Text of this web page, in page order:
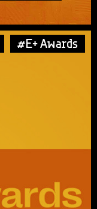
#E+ Awards